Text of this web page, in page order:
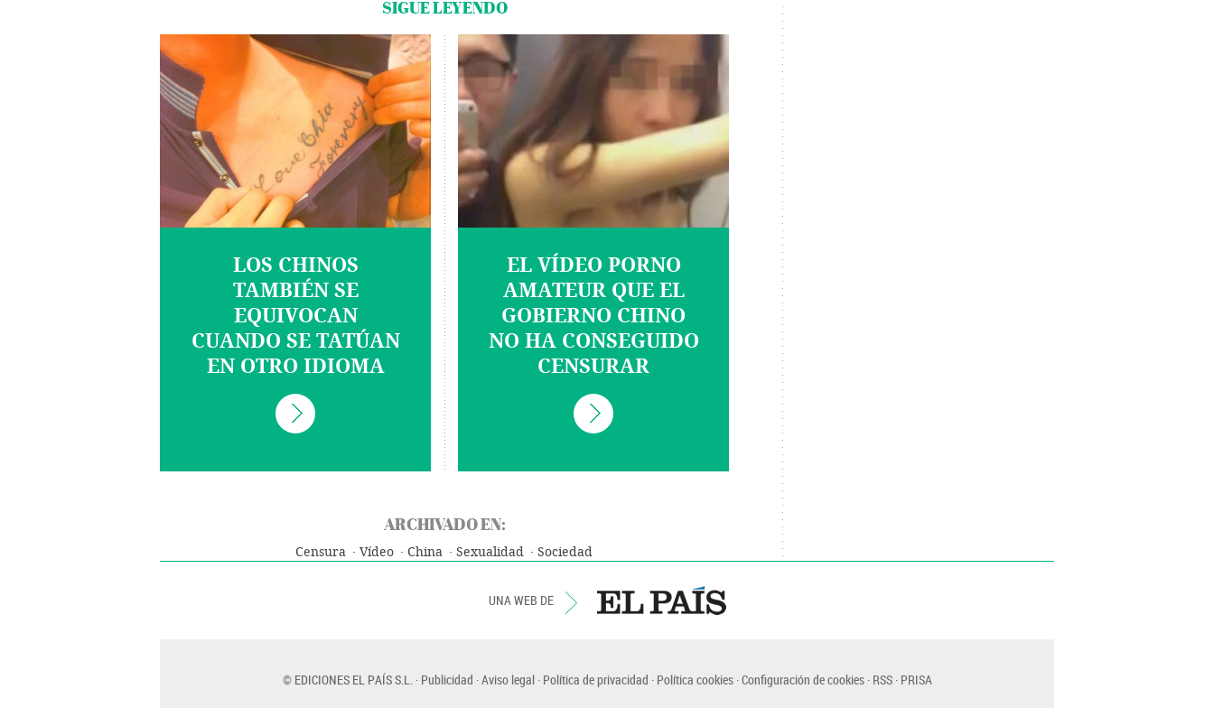
SIGUE LEYENDO
LOS CHINOS
TAMBIÉN SE
EQUIVOCAN
CUANDO SE TATÚAN
EN OTRO IDIOMA
EL VÍDEO PORNO
AMATEUR QUE EL
GOBIERNO CHINO
NO HA CONSEGUIDO
CENSURAR
ARCHIVADO EN:
Censura Vídeo China Sexualidad Sociedad
UNA WEB DE
© EDICIONES EL PAÍS S.L. Publicidad Aviso legal Política de privacidad Política cookies Configuración de cookies RSS PRISA